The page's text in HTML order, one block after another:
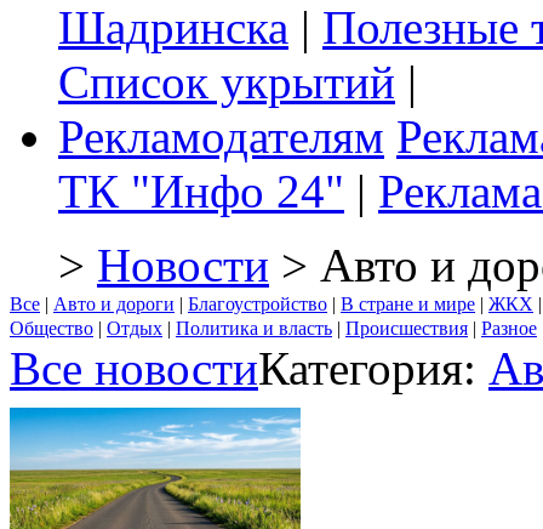
Шадринска | Полезные
Список укрытий |
Рекламодателям
ТК "Инфо 24" |
> Новости > Авто и
Все | Авто и дороги | Благоустройство | В стране и мире | ЖКХ
Общество | Отдых | Политика и власть | Происшествия | Разное
Все новостиКатегория: